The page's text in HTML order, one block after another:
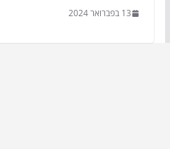
13 בפברואר 2024